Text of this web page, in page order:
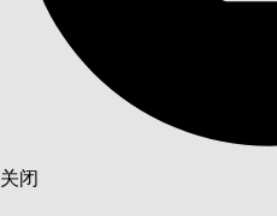
关闭